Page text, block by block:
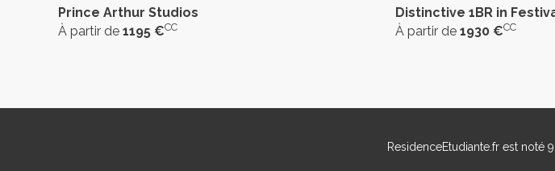
Prince Arthur Studios
À partir de 1195 €CC
Distinctive 1BR in
À partir de 1930 €CC
ResidenceEtudiante.frest noté